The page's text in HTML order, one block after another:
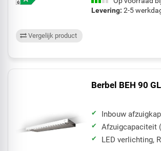
Levering: 2-5
Vergelijk product
Berbel BEH 90
Inbouw afzuigkap
Afzuigcapaciteit
LED verlichting,